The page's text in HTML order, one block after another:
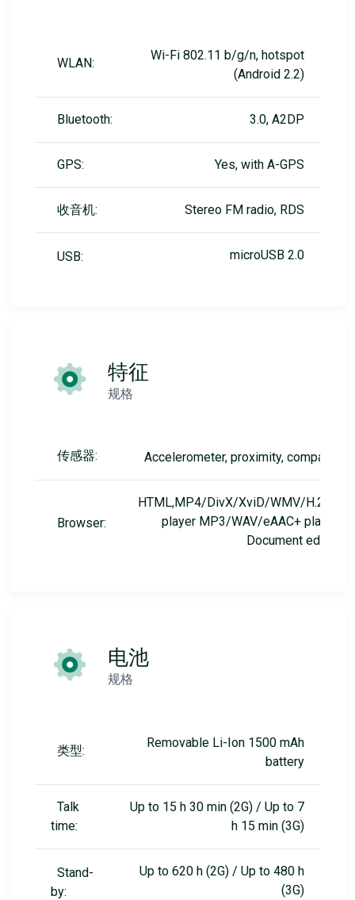
WLAN:
Wi-Fi 802.11 b/g/n, hotspot
(Android 2.2)
Bluetooth: 3.0, A2DP
GPS: Yes, with A-GPS
收音机: Stereo FM radio, RDS
USB: microUSB 2.0
特征
规格
传感器: Accelerometer, proximity, compass
Browser:
HTML,MP4/DivX/XviD/WMV/H.264
player MP3/WAV/eAAC+ player
Document editor
电池
规格
类型:
Removable Li-Ion 1500 mAh
battery
Talk
time:
Up to 15 h 30 min (2G) / Up to 7
h 15 min (3G)
Stand-
by:
Up to 620 h (2G) / Up to 480 h
(3G)